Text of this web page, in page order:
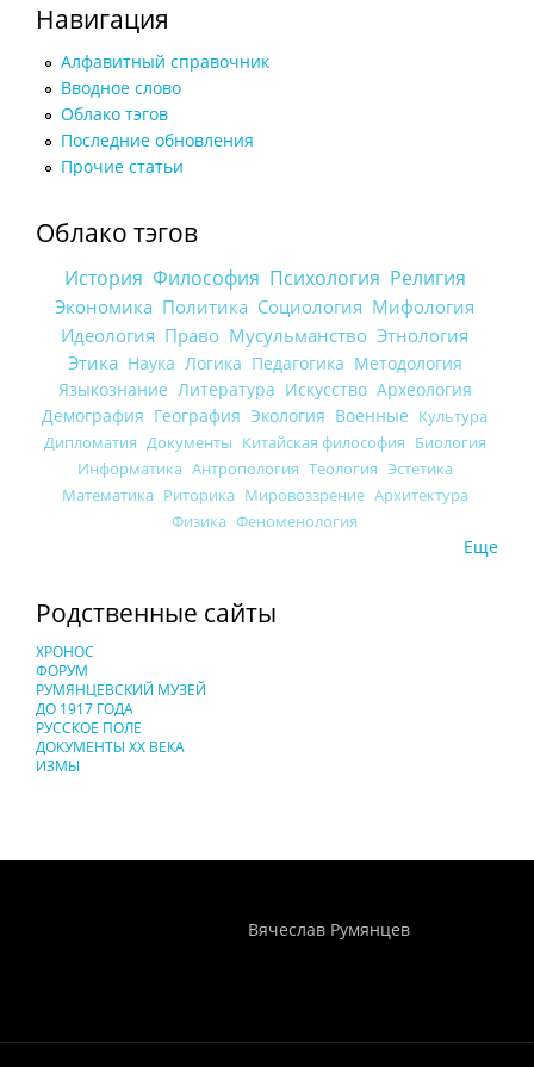
Навигация
Алфавитный справочник
Вводное слово
Облако тэгов
Последние обновления
Прочие статьи
Облако тэгов
История Философия Психология Религия
Экономика Политика Социология Мифология
Идеология Право Мусульманство Этнология
Этика Наука Логика Педагогика Методология
Языкознание Литература Искусство Археология
Демография География Экология Военные Культура
Дипломатия Документы Китайская философия Биология
Информатика Антропология Теология Эстетика
Математика Риторика Мировоззрение Архитектура
Физика Феноменология
Еще
Родственные сайты
ХРОНОС
ФОРУМ
РУМЯНЦЕВСКИЙ МУЗЕЙ
ДО 1917 ГОДА
РУССКОЕ ПОЛЕ
ДОКУМЕНТЫ XX ВЕКА
ИЗМЫ
Вячеслав Румянцев